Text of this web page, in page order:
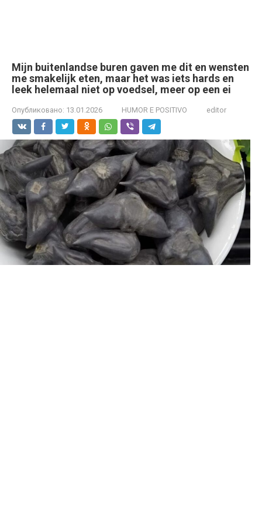
Mijn buitenlandse buren gaven me dit en wensten
me smakelijk eten, maar het was iets hards en
leek helemaal niet op voedsel, meer op een ei
Опубликовано: 13.01.2026 HUMOR E POSITIVO editor